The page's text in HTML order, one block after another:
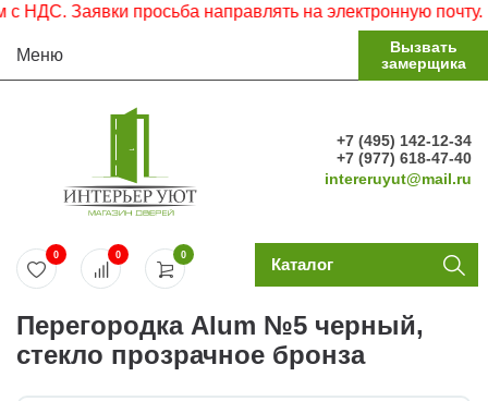
Заявки просьба направлять на электронную почту.
Меню
Вызвать
замерщика
+7 (495) 142-12-34
+7 (977) 618-47-40
intereruyut@mail.ru
0
0 0 Каталог
Перегородка Alum №5 черный,
стекло прозрачное бронза